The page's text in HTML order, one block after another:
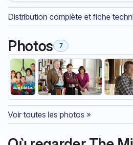
Distribution complète et fiche
Photos 7
Voir toutes les photos »